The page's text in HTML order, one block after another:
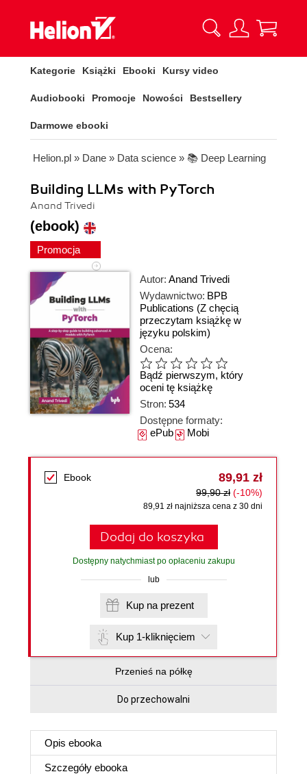
Kategorie Książki Ebooki Kursy video
Audiobooki Promocje Nowości Bestsellery
Darmowe ebooki
Helion.pl » Dane » Data science » 📚 Deep Learning
Building LLMs with PyTorch
Anand Trivedi
(ebook)
Promocja
Autor: Anand Trivedi
Wydawnictwo: BPB
Publications (Z chęcią
przeczytam książkę w
języku polskim)
Ocena:
Bądź pierwszym, który
oceni tę książkę
Stron: 534
Dostępne formaty:
ePubMobi
Ebook 89,91 zł
99,90 zł (-10%)
89,91 zł najniższa cena z 30 dni
Dodaj do koszyka
Dostępny natychmiast po opłaceniu zakupu
lub
Kup na prezent
Kup 1-kliknięciem
Przenieś na półkę
Do przechowalni
Opis ebooka
Szczegóły ebooka